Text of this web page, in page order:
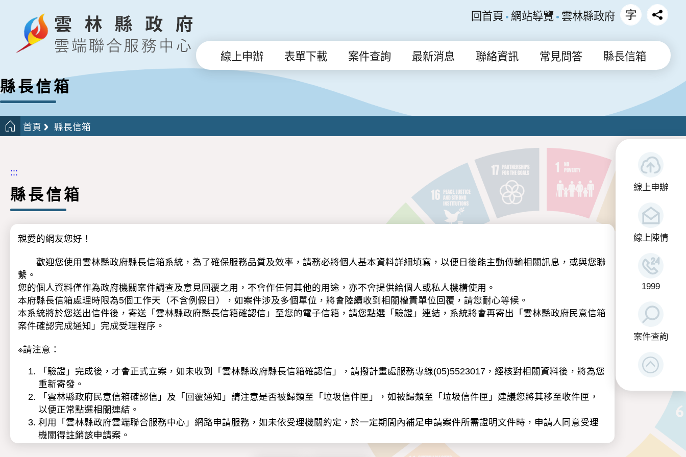
線上申辦
線上陳情
1999
案件查詢
回首頁 網站導覽 雲林縣政府
線上申辦 表單下載 案件查詢 最新消息 聯絡資訊 常見問答 縣長信箱
縣長信箱
首頁 縣長信箱
:::
縣長信箱
親愛的網友您好！
歡迎您使用雲林縣政府縣長信箱系統，為了確保服務品質及效率，請務必將個人基本資料詳細填寫，以便日後能主動傳輸相關訊息，或與您聯
繫。
您的個人資料僅作為政府機關案件調查及意見回覆之用，不會作任何其他的用途，亦不會提供給個人或私人機構使用。
本府縣長信箱處理時限為5個工作天（不含例假日），如案件涉及多個單位，將會陸續收到相關權責單位回覆，請您耐心等候。
本系統將於您送出信件後，寄送「雲林縣政府縣長信箱確認信」至您的電子信箱，請您點選「驗證」連結，系統將會再寄出「雲林縣政府民意信箱
案件確認完成通知」完成受理程序。
※請注意：
「驗證」完成後，才會正式立案，如未收到「雲林縣政府縣長信箱確認信」，請撥計畫處服務專線(05)5523017，經核對相關資料後，將為您
重新寄發。
「雲林縣政府民意信箱確認信」及「回覆通知」請注意是否被歸類至「垃圾信件匣」，如被歸類至「垃圾信件匣」建議您將其移至收件匣，
以便正常點選相關連結。
利用「雲林縣政府雲端聯合服務中心」網路申請服務，如未依受理機關約定，於一定期間內補足申請案件所需證明文件時，申請人同意受理
機關得註銷該申請案。